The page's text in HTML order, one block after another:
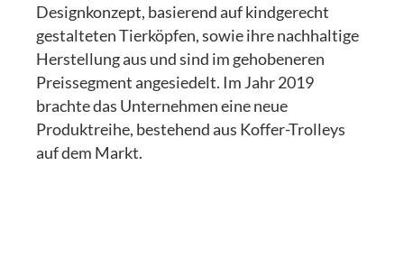
Designkonzept, basierend auf kindgerecht
gestalteten Tierköpfen, sowie ihre nachhaltige
Herstellung aus und sind im gehobeneren
Preissegment angesiedelt. Im Jahr 2019
brachte das Unternehmen eine neue
Produktreihe, bestehend aus Koffer-Trolleys
auf dem Markt.